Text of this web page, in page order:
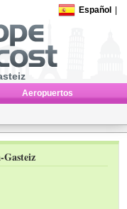
Español
Aeropuertos